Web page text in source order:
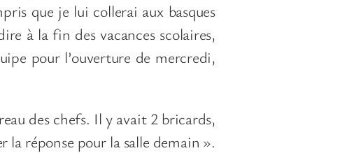
que je lui collerai aux basques
à la fin des vacances scolaires,
pour l’ouverture de mercredi,
des chefs. Il y avait 2 bricards,
la réponse pour la salle demain ».